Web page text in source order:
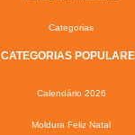
Categorias
CATEGORIAS
Calendário 2026
Moldura Feliz Natal